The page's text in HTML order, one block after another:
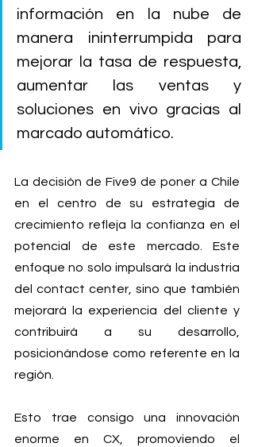
información en la nube de
manera ininterrumpida para
mejorar la tasa de respuesta,
aumentar las ventas y
soluciones en vivo gracias al
marcado automático.
La decisión de Five9 de poner a Chile
en el centro de su estrategia de
crecimiento refleja la confianza en el
potencial de este mercado. Este
enfoque no solo impulsará la industria
del contact center, sino que también
mejorará la experiencia del cliente y
contribuirá a su desarrollo,
posicionándose como referente en la
región.
Esto trae consigo una innovación
enorme en CX, promoviendo el